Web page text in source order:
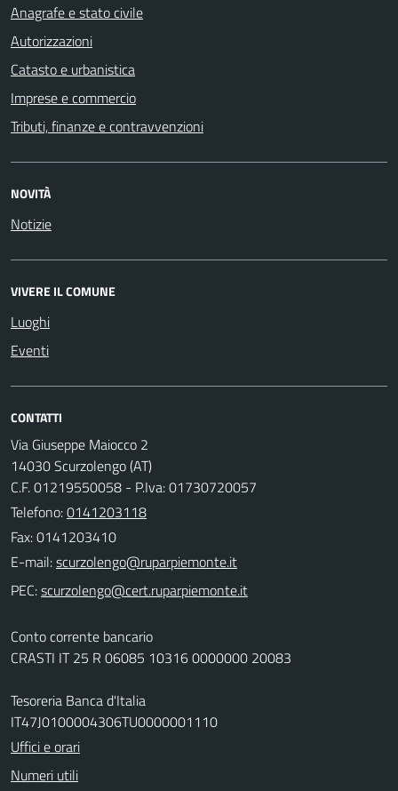
Anagrafe e stato civile
Autorizzazioni
Catasto e urbanistica
Imprese e commercio
Tributi, finanze e contravvenzioni
NOVITÀ
Notizie
VIVERE IL COMUNE
Luoghi
Eventi
CONTATTI
Via Giuseppe Maiocco 2
14030 Scurzolengo (AT)
C.F. 01219550058 - P.Iva: 01730720057
Telefono:0141203118
Fax: 0141203410
E-mail:
PEC:
Conto corrente bancario
CRASTI IT 25 R 06085 10316 0000000 20083
Tesoreria Banca d'Italia
IT47J0100004306TU0000001110
Uffici e orari
Numeri utili